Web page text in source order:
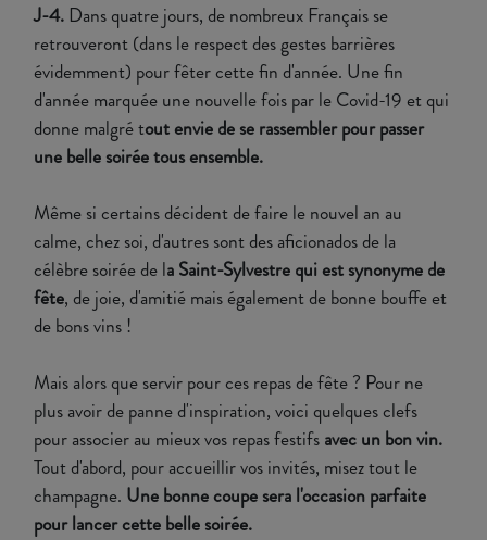
J-4. Dans quatre jours, de nombreux Français se
retrouveront (dans le respect des gestes barrières
évidemment) pour fêter cette fin d'année. Une fin
d'année marquée une nouvelle fois par le Covid-19 et qui
donne malgré tout envie de se rassembler pour passer
une belle soirée tous ensemble.
Même si certains décident de faire le nouvel an au
calme, chez soi, d'autres sont des aficionados de la
célèbre soirée de la Saint-Sylvestre qui est synonyme de
fête, de joie, d'amitié mais également de bonne bouffe et
de bons vins !
Mais alors que servir pour ces repas de fête ? Pour ne
plus avoir de panne d'inspiration, voici quelques clefs
pour associer au mieux vos repas festifs avec un bon vin.
Tout d'abord, pour accueillir vos invités, misez tout le
champagne. Une bonne coupe sera l'occasion parfaite
pour lancer cette belle soirée.